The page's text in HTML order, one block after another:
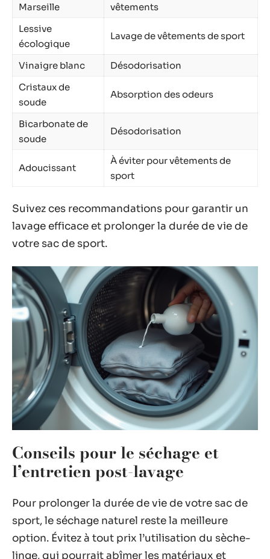
Marseille
vêtements
Lessive
écologique
Lavage de vêtements de sport
Vinaigre blanc
Désodorisation
Cristaux de
soude
Absorption des odeurs
Bicarbonate de
soude
Désodorisation
Adoucissant
À éviter pour vêtements de
sport
Suivez ces recommandations pour garantir un
lavage efficace et prolonger la durée de vie de
votre sac de sport.
Conseils pour le séchage et
l’entretien post-lavage
Pour prolonger la durée de vie de votre sac de
sport, le séchage naturel reste la meilleure
option. Évitez à tout prix l’utilisation du sèche-
linge, qui pourrait abîmer les matériaux et